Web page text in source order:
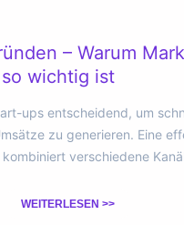
– Warum
wichtig ist
ups entscheidend, um
zu generieren. Eine
verschiedene
WEITERLESEN >>